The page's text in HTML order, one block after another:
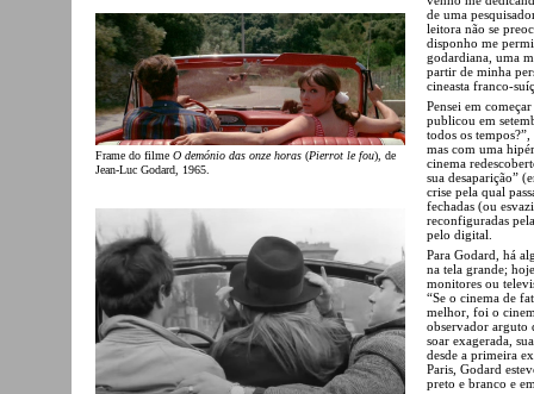
Frame do filme O demónio das onze horas (Pierrot le fou), de
Jean-Luc Godard, 1965.
de uma
leitora não se
disponho me
godardiana, uma
partir de minha
cineasta franco-
Pensei em
publicou em
todos os
mas com uma
cinema
sua desaparição”
crise pela qual
fechadas (ou
reconfiguradas
pelo digital.
Para Godard, há
na tela grande;
monitores ou
“Se o cinema de
melhor, foi o
observador arguto
soar exagerada,
desde a primeira
Paris, Godard
preto e branco e